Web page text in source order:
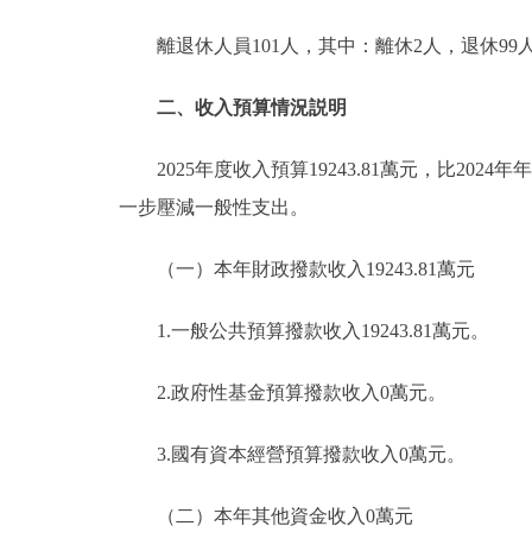
離退休人員101人，其中：離休2人，退休99
二、收入預算情況説明
2025年度收入預算19243.81萬元，比2024年年
一步壓減一般性支出。
（一）本年財政撥款收入19243.81萬元
1.一般公共預算撥款收入19243.81萬元。
2.政府性基金預算撥款收入0萬元。
3.國有資本經營預算撥款收入0萬元。
（二）本年其他資金收入0萬元